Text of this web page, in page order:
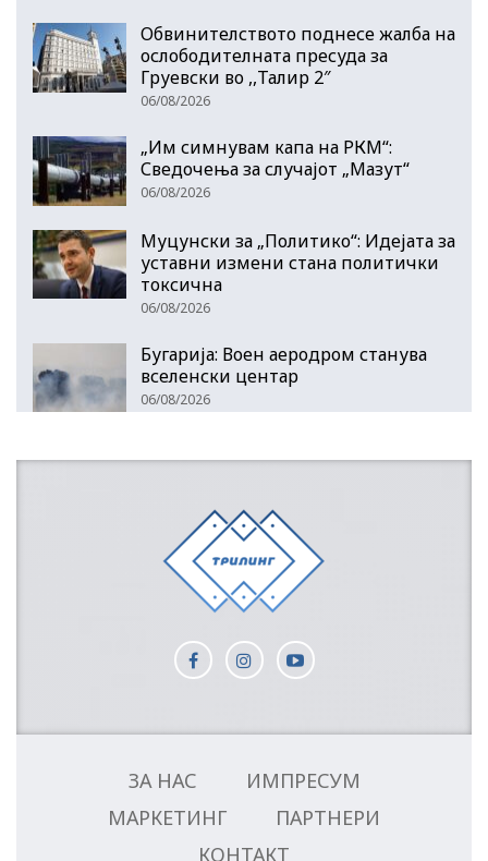
Обвинителството поднесе жалба на
ослободителната пресуда за
Груевски во ,,Талир 2″
06/08/2026
„Им симнувам капа на РКМ“:
Сведочења за случајот „Мазут“
06/08/2026
Муцунски за „Политико“: Идејата за
уставни измени стана политички
токсична
06/08/2026
Бугарија: Воен аеродром станува
вселенски центар
06/08/2026
ЗА НАС
ИМПРЕСУМ
МАРКЕТИНГ
ПАРТНЕРИ
КОНТАКТ